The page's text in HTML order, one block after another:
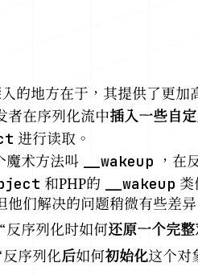
入的地方在于，其提供了更加
者在序列化流中插入一些自
进行读取。
魔术方法叫
__wakeup ，在
和PHP的 __wakeup 类
们解决的问题稍微有些差异
反序列化时如何还原一个完整
反序列化后如何初始化这个对